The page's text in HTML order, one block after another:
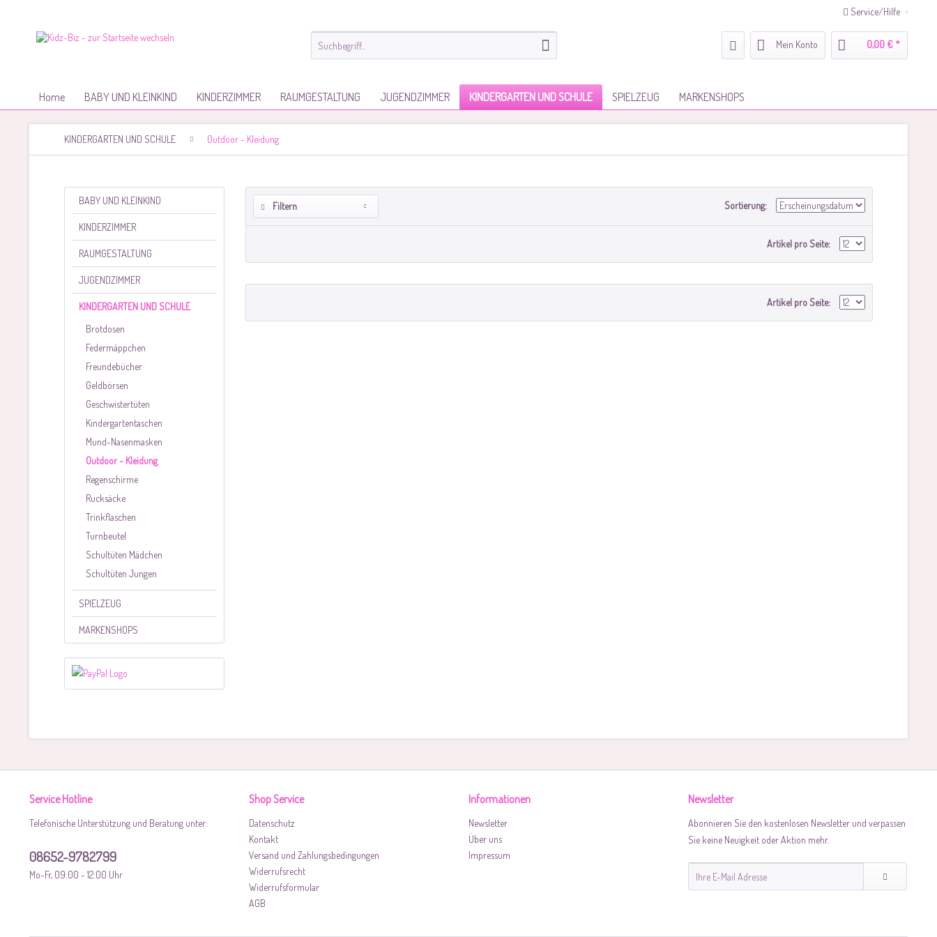
Service/Hilfe
Mein Konto 0,00 € *
Home BABY UND KLEINKIND KINDERZIMMER RAUMGESTALTUNG JUGENDZIMMER KINDERGARTEN UND SCHULE SPIELZEUG MARKENSHOPS
KINDERGARTEN UND SCHULE Outdoor - Kleidung
BABY UND KLEINKIND
KINDERZIMMER
RAUMGESTALTUNG
JUGENDZIMMER
KINDERGARTEN UND SCHULE
Brotdosen
Federmäppchen
Freundebücher
Geldbörsen
Geschwistertüten
Kindergartentaschen
Mund-Nasenmasken
Outdoor - Kleidung
Regenschirme
Rucksäcke
Trinkflaschen
Turnbeutel
Schultüten Mädchen
Schultüten Jungen
SPIELZEUG
MARKENSHOPS
Filtern Sortierung:
Artikel pro Seite:
Artikel pro Seite:
Service Hotline
Telefonische Unterstützung und Beratung unter:
08652-9782799
Mo-Fr, 09:00 - 12:00 Uhr
Shop Service
Datenschutz
Kontakt
Versand und Zahlungsbedingungen
Widerrufsrecht
Widerrufsformular
AGB
Informationen
Newsletter
Über uns
Impressum
Newsletter
Abonnieren Sie den kostenlosen Newsletter und verpassen
Sie keine Neuigkeit oder Aktion mehr.